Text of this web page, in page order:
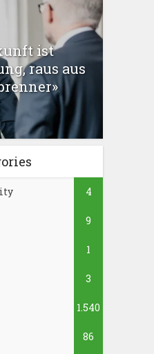
ist
raus aus
4
9
1
3
1.540
86